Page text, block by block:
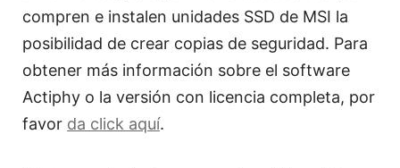
compren e instalen unidades SSD de MSI la
posibilidad de crear copias de seguridad. Para
obtener más información sobre el software
Actiphy o la versión con licencia completa, por
favor da click aquí.